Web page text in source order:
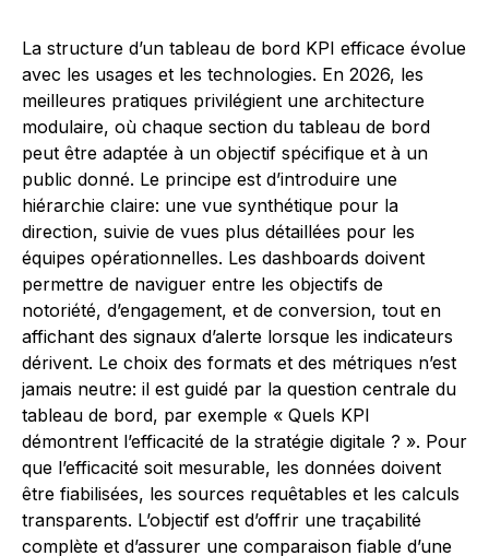
La structure d’un tableau de bord KPI efficace évolue
avec les usages et les technologies. En 2026, les
meilleures pratiques privilégient une architecture
modulaire, où chaque section du tableau de bord
peut être adaptée à un objectif spécifique et à un
public donné. Le principe est d’introduire une
hiérarchie claire: une vue synthétique pour la
direction, suivie de vues plus détaillées pour les
équipes opérationnelles. Les dashboards doivent
permettre de naviguer entre les objectifs de
notoriété, d’engagement, et de conversion, tout en
affichant des signaux d’alerte lorsque les indicateurs
dérivent. Le choix des formats et des métriques n’est
jamais neutre: il est guidé par la question centrale du
tableau de bord, par exemple « Quels KPI
démontrent l’efficacité de la stratégie digitale ? ». Pour
que l’efficacité soit mesurable, les données doivent
être fiabilisées, les sources requêtables et les calculs
transparents. L’objectif est d’offrir une traçabilité
complète et d’assurer une comparaison fiable d’une